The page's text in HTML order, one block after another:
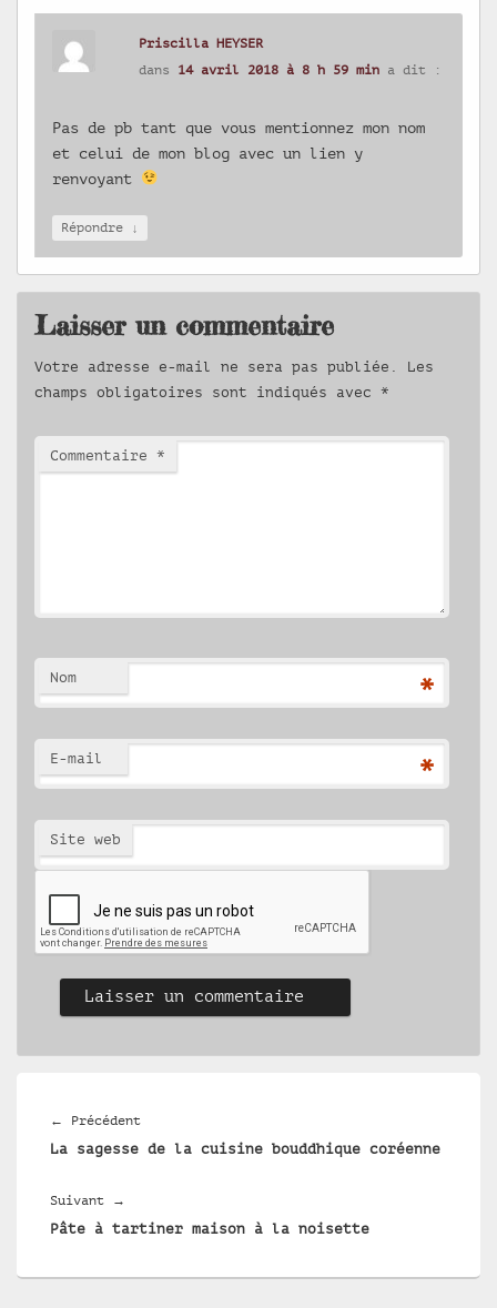
Priscilla HEYSER
dans 14 avril 2018 à 8 h 59 min a dit :
Pas de pb tant que vous mentionnez mon nom
et celui de mon blog avec un lien y
renvoyant
Répondre ↓
Laisser un commentaire
Votre adresse e-mail ne sera pas publiée.
Les
champs obligatoires sont indiqués avec *
Commentaire *
Nom *
E-mail *
Site web
l’article
← Précédent
précédent :
La sagesse de la cuisine bouddhique coréenne
Suivant →
suivant :
Pâte à tartiner maison à la noisette